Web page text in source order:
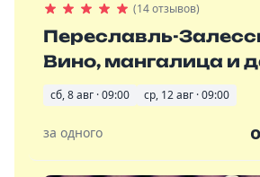
(14 отзывов)
Переславль-
Вино, мангалица и
сб, 8 авг · 09:00 ср, 12 авг · 09:00
за одного